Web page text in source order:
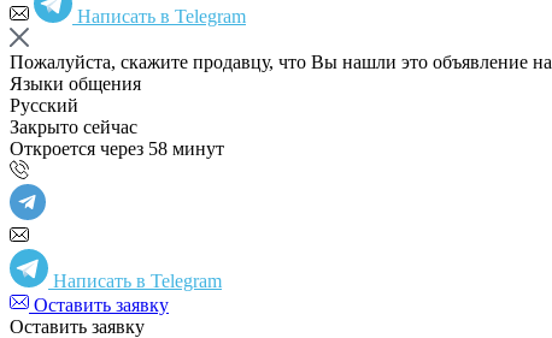
Написать в Telegram
Пожалуйста, скажите продавцу, что Вы нашли это объявление на
Языки общения
Русский
Закрыто сейчас
Откроется через 58 минут
Написать в Telegram
Оставить заявку
Оставить заявку